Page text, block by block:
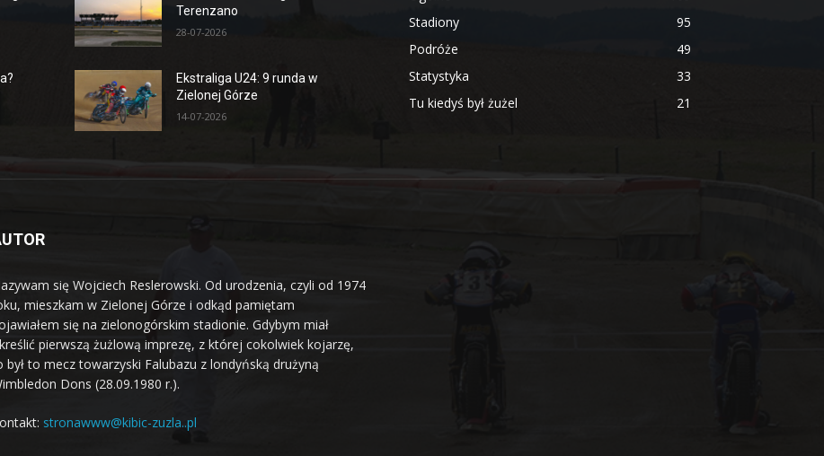
Terenzano
28-07-2026
Ekstraliga U24: 9 runda w
Zielonej Górze
14-07-2026
Stadiony
95
Podróże
49
Statystyka
33
Tu kiedyś był żużel
21
się Wojciech Reslerowski. Od urodzenia, czyli od 1974
mieszkam w Zielonej Górze i odkąd pamiętam
się na zielonogórskim stadionie. Gdybym miał
pierwszą żużlową imprezę, z której cokolwiek kojarzę,
był to mecz towarzyski Falubazu z londyńską drużyną
Dons (28.09.1980 r.).
stronawww@kibic-zuzla..pl